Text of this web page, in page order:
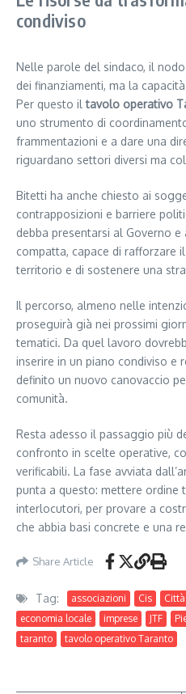
condiviso
Nelle parole del sindaco, il
dei finanziamenti, ma la
Per questo iltavolo operativo
uno strumento di
frammentazioni e a dare una
riguardano settori diversi ma
Bitetti ha anche chiesto ai
contrapposizioni e barriere
debba presentarsi al Governo e
compatta, capace di rafforzare
territorio e di sostenere una
Il percorso, almeno nelle
proseguirà già nei prossimi
tematici. Da quel lavoro
inserire in un piano condiviso e
definito un nuovo canovaccio
comunità.
Resta adesso il passaggio più
confronto in scelte operative,
verificabili. La fase avviata
punta a questo: mettere ordine
interlocutori, per provare a
che abbia basi concrete e una
Share Article
Tag: associazioni Cis
economia locale
imprese JTF
taranto
tavolo operativo Taranto